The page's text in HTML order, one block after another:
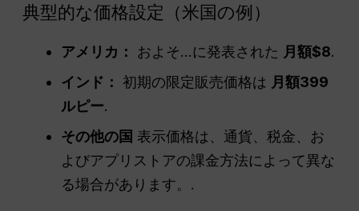
典型的な価格設定（米国の例）
アメリカ： およそ…に発表された 月額$8.
インド： 初期の限定販売価格は 月額399
ルピー.
その他の国 表示価格は、通貨、税金、お
よびアプリストアの課金方法によって異な
る場合があります。.